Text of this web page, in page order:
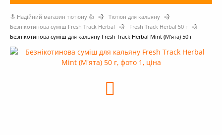
Огляди тютюну Fresh Track
Тютюн для кальяну
Вугілля для кальяну
Кальяни
🔝 Надійний магазин тютюну 👍 💨 Тютюн для кальяну 💨
Безнікотинова суміш Fresh Track Herbal 💨 Fresh Track Herbal 50 г 💨
Безнікотинова суміш для кальяну Fresh Track Herbal Mint (М'ята) 50 г